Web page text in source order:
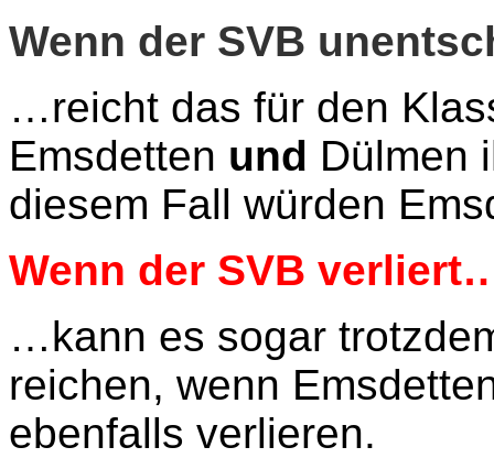
Wenn der SVB
…reicht das für den
Emsdetten und Dülmen
diesem Fall würden
Wenn der SVB
…kann es sogar
reichen, wenn
ebenfalls verlieren.